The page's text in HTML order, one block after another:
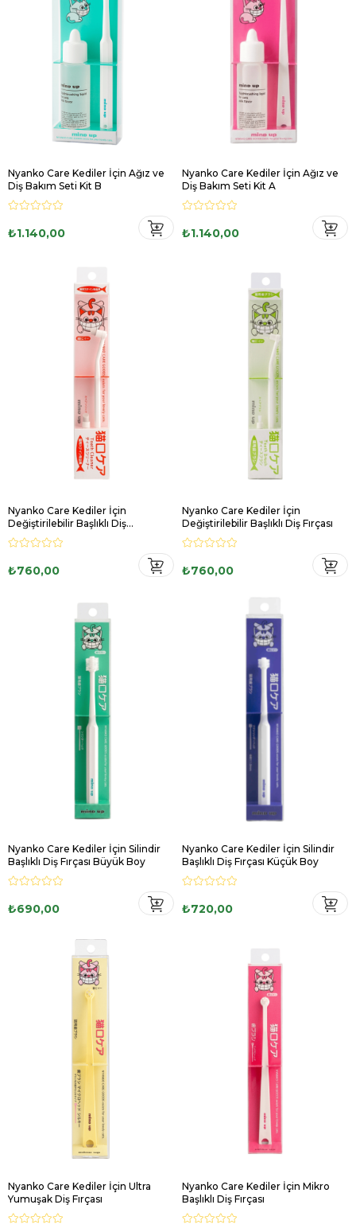
Nyanko Care Kediler İçin Ağız ve
Diş Bakım Seti Kit B
₺1.140,00
Nyanko Care Kediler İçin Ağız ve
Diş Bakım Seti Kit A
₺1.140,00
Nyanko Care Kediler İçin
Değiştirilebilir Başlıklı Diş
Temizleyici
₺760,00
Nyanko Care Kediler İçin
Değiştirilebilir Başlıklı Diş Fırçası
₺760,00
Nyanko Care Kediler İçin Silindir
Başlıklı Diş Fırçası Büyük Boy
₺690,00
Nyanko Care Kediler İçin Silindir
Başlıklı Diş Fırçası Küçük Boy
₺720,00
Nyanko Care Kediler İçin Ultra
Yumuşak Diş Fırçası
Nyanko Care Kediler İçin Mikro
Başlıklı Diş Fırçası